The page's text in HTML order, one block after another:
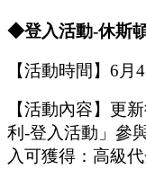
◆登入活動-休斯
【活動時間】 6月 4
【活動內容】 更
利-登入活動 」 參
入可獲得：高級代